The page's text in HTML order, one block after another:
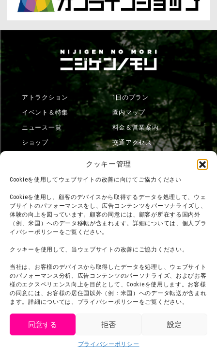
クッキー管理
Cookieを使用してウェブサイトの改善に向けてご協力ください
Cookieを使用し、顧客のデバイスから取得するデータを処理して、ウェ
ブサイトのパフォーマンスをし、広告コンテンツをパーソナライズし、
体験の向上を図っています。顧客の同意には、顧客が所在する国内外
（例、米国）へのデータ移転が含まれます。詳細については、個人プラ
イバシーポリシーをご覧ください。
クッキーを使用して、当ウェブサイトの改善にご協力ください。
当社は、お客様のデバイスから取得したデータを処理し、ウェブサイト
のパフォーマンス分析、広告コンテンツのパーソナライズ、およびお客
様のエクスペリエンス向上を目的として、Cookieを使用します。お客様
の同意には、お客様の居住国以外（例：米国）へのデータ転送が含まれ
ます。詳細については、プライバシーポリシーをご覧ください。
同意する 拒否 設定
プライバシーポリシー
アトラクション
イベント＆特集
ニュース一覧
ショップ
1日のプラン
園内マップ
料金＆営業案内
交通アクセス
団体利用について
お問い合わせ
利用規約
プライバシーポリシー
プレスリリース
メディア掲載実績
会社概要
スタッフ募集